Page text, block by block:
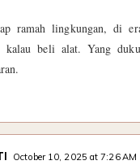
ramah lingkungan, di
kalau beli alat. Yang
October 10, 2025 at 7:26 AM